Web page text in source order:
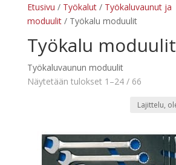
Etusivu / Työkalut/ Työkaluvaunut ja
moduulit/ Työkalu moduulit
Työkalu moduulit
Työkaluvaunun moduulit
Näytetään tulokset 1–24 / 66